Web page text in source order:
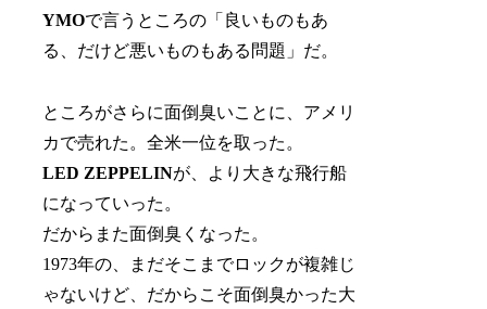
YMOで言うところの「良いものもあ
る、だけど悪いものもある問題」だ。
ところがさらに面倒臭いことに、アメリ
カで売れた。全米一位を取った。
LED ZEPPELINが、より大きな飛行船
になっていった。
だからまた面倒臭くなった。
1973年の、まだそこまでロックが複雑じ
ゃないけど、だからこそ面倒臭かった大